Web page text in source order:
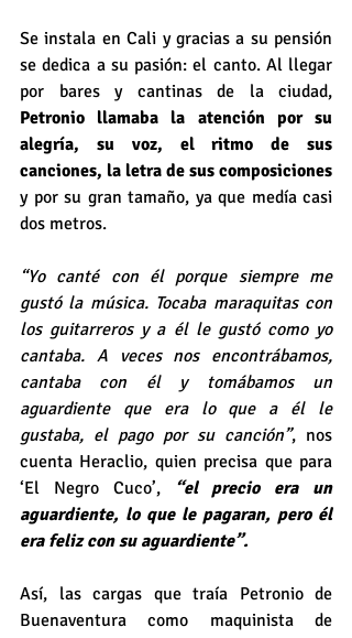
Se instala en Cali y gracias a su pensión
se dedica a su pasión: el canto. Al llegar
Petronio llamaba la atención por su
alegría, su voz, el ritmo de sus
canciones, la letra de sus composiciones
y por su gran tamaño, ya que medía casi
dos metros.
“Yo canté con él porque siempre me
gustó la música. Tocaba maraquitas con
los guitarreros y a él le gustó como yo
cantaba. A veces nos encontrábamos,
cantaba con él y tomábamos un
aguardiente que era lo que a él le
gustaba, el pago por su canción”, nos
cuenta Heraclio, quien precisa que para
‘El Negro Cuco’,
“el precio era un
aguardiente, lo que le pagaran, pero él
era feliz con su aguardiente”.
Así, las cargas que traía Petronio de
Buenaventura como maquinista de